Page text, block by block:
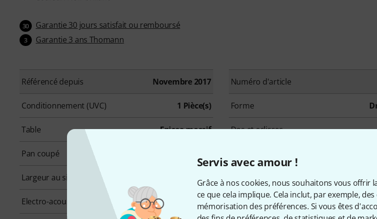
Servis avec amour !
Grâce à nos cookies, nous souhaitons vous offrir
ce que cela implique. Cela inclut, par exemple,
mémorisation des préférences. Si vous êtes
30 Garantie 30 jours satisfait ou remboursé
3 Garantie 3 ans Thomann
Référencé depuis Novembre 2017 Numéro d'article
Conditionnement (UVC) 1 Pièce(s) Forme
Table Epicea massif Dos et eclisses
Pan coupé
Largeur au sillet en mm 48,00 mm Frettes
Electro-acoustique Oui Couleur